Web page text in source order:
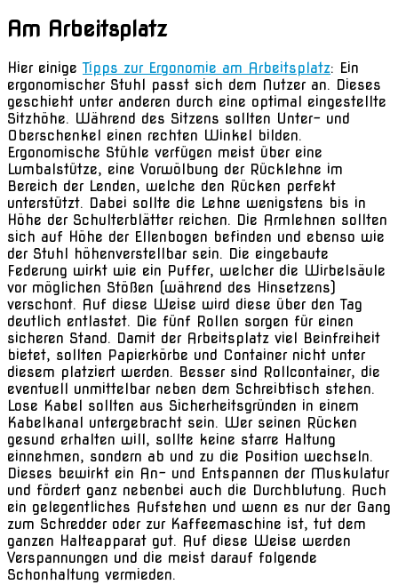
Am Arbeitsplatz
Hier einigeTipps zur Ergonomie am Arbeitsplatz: Ein
ergonomischer Stuhl passt sich dem Nutzer an. Dieses
geschieht unter anderen durch eine optimal eingestellte
Sitzhöhe. Während des Sitzens sollten Unter- und
Oberschenkel einen rechten Winkel bilden.
Ergonomische Stühle verfügen meist über eine
Lumbalstütze, eine Vorwölbung der Rücklehne im
Bereich der Lenden, welche den Rücken perfekt
unterstützt. Dabei sollte die Lehne wenigstens bis in
Höhe der Schulterblätter reichen. Die Armlehnen sollten
sich auf Höhe der Ellenbogen befinden und ebenso wie
der Stuhl höhenverstellbar sein. Die eingebaute
Federung wirkt wie ein Puffer, welcher die Wirbelsäule
vor möglichen Stößen (während des Hinsetzens)
verschont. Auf diese Weise wird diese über den Tag
deutlich entlastet. Die fünf Rollen sorgen für einen
sicheren Stand. Damit der Arbeitsplatz viel Beinfreiheit
bietet, sollten Papierkörbe und Container nicht unter
diesem platziert werden. Besser sind Rollcontainer, die
eventuell unmittelbar neben dem Schreibtisch stehen.
Lose Kabel sollten aus Sicherheitsgründen in einem
Kabelkanal untergebracht sein. Wer seinen Rücken
gesund erhalten will, sollte keine starre Haltung
einnehmen, sondern ab und zu die Position wechseln.
Dieses bewirkt ein An- und Entspannen der Muskulatur
und fördert ganz nebenbei auch die Durchblutung. Auch
ein gelegentliches Aufstehen und wenn es nur der Gang
zum Schredder oder zur Kaffeemaschine ist, tut dem
ganzen Halteapparat gut. Auf diese Weise werden
Verspannungen und die meist darauf folgende
Schonhaltung vermieden.